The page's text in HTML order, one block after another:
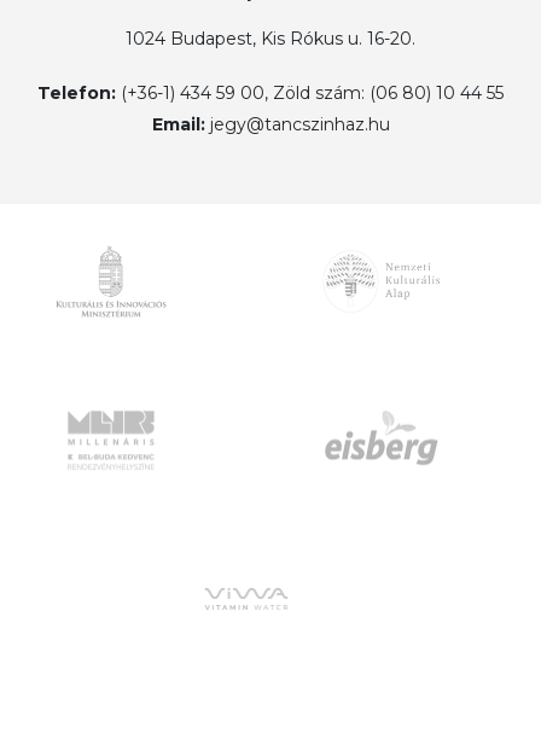
1024 Budapest, Kis Rókus u. 16-20.
Telefon: (+36-1) 434 59 00, Zöld szám: (06 80) 10 44 55
Email: jegy@tancszinhaz.hu